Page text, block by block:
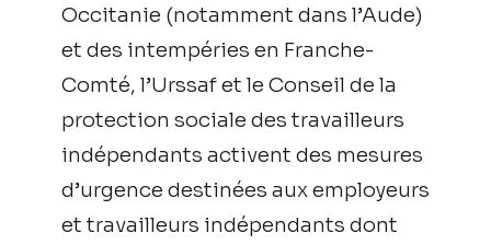
Occitanie (notamment dans l’Aude)
et des intempéries en Franche-
Comté, l’Urssaf et le Conseil de la
protection sociale des travailleurs
indépendants activent des mesures
d’urgence destinées aux employeurs
et travailleurs indépendants dont